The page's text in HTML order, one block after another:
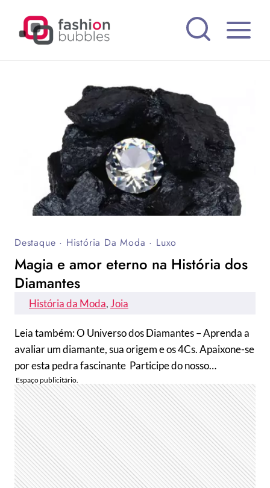
Destaque · História Da Moda · Luxo
Magia e amor eterno na História dos
Diamantes
História da Moda, Joia
Leia também: O Universo dos Diamantes – Aprenda a
avaliar um diamante, sua origem e os 4Cs. Apaixone-se
por esta pedra fascinante Participe do nosso…